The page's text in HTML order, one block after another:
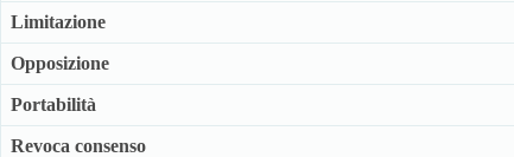
Limitazione
Opposizione
Portabilità
Revoca consenso